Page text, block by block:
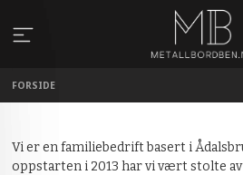
innholdet
FORSIDE
Vi er en familiebedrift basert i
oppstarten i 2013 har vi vært stolte